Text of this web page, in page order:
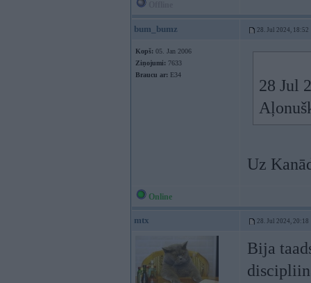
bum_bumz 28. Jul 2024, 18:52
Kopš: 05. Jan 2006
Ziņojumi: 7633
Braucu ar: E34
28 Jul
Uz
Online
mtx 28. Jul 2024, 20:18
Bija